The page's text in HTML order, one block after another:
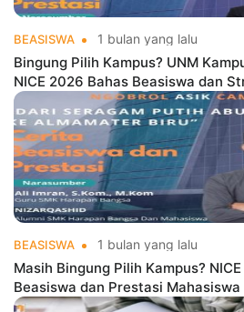
BEASISWA 1 bulan yang lalu
Bingung Pilih Kampus? UNM
NICE 2026 Bahas Beasiswa dan
BEASISWA 1 bulan yang lalu
Masih Bingung Pilih Kampus?
Beasiswa dan Prestasi Mahasiswa